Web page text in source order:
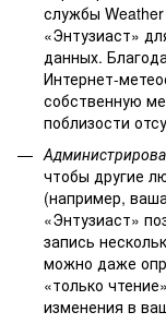
службы
«Энтузиаст»
данных.
Интернет-
собственную
поблизости
чтобы другие
(например,
«Энтузиаст»
запись
можно даже
«только
изменения в